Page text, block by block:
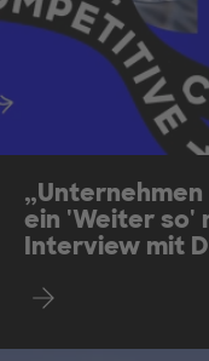
ein 'Weiter so'
Interview mit